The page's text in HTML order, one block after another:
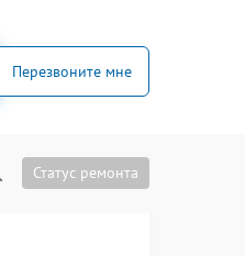
Перезвоните мне
Статус ремонта